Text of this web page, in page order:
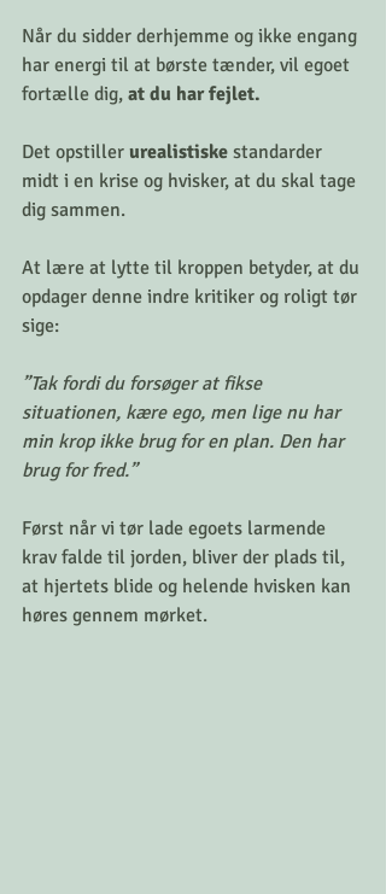
Når du sidder derhjemme og ikke engang
har energi til at børste tænder, vil egoet
fortælle dig, at du har fejlet.
Det opstiller urealistiske standarder
midt i en krise og hvisker, at du skal tage
dig sammen.
At lære at lytte til kroppen betyder, at du
opdager denne indre kritiker og roligt tør
sige:
”Tak fordi du forsøger at fikse
situationen, kære ego, men lige nu har
min krop ikke brug for en plan. Den har
brug for fred.”
Først når vi tør lade egoets larmende
krav falde til jorden, bliver der plads til,
at hjertets blide og helende hvisken kan
høres gennem mørket.